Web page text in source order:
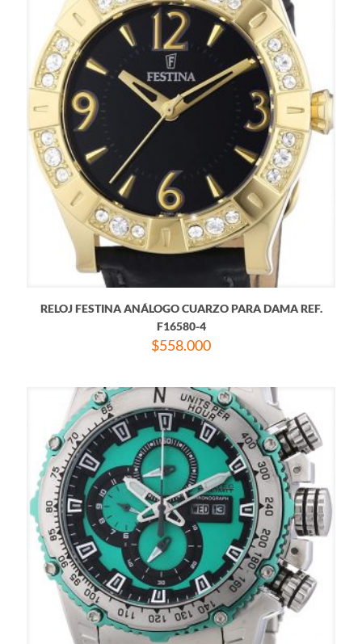
RELOJ FESTINA ANÁLOGO CUARZO PARA DAMA REF.
F16580-4
$558.000